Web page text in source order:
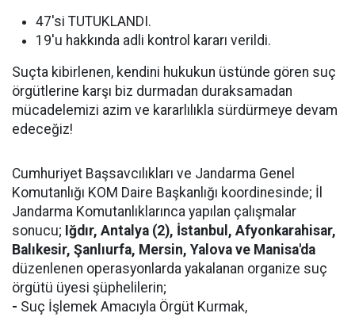
47'si TUTUKLANDI.
19'u hakkında adli kontrol kararı verildi.
Suçta kibirlenen, kendini hukukun üstünde gören suç
örgütlerine karşı biz durmadan duraksamadan
mücadelemizi azim ve kararlılıkla sürdürmeye devam
edeceğiz!
Cumhuriyet Başsavcılıkları ve Jandarma Genel
Komutanlığı KOM Daire Başkanlığı koordinesinde; İl
Jandarma Komutanlıklarınca yapılan çalışmalar
sonucu; Iğdır, Antalya (2), İstanbul, Afyonkarahisar,
Balıkesir, Şanlıurfa, Mersin, Yalova ve Manisa'da
düzenlenen operasyonlarda yakalanan organize suç
örgütü üyesi şüphelilerin;
- Suç İşlemek Amacıyla Örgüt Kurmak,